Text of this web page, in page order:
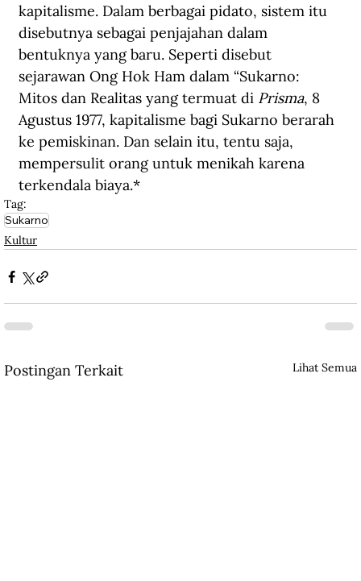
kapitalisme. Dalam berbagai pidato, sistem itu
disebutnya sebagai penjajahan dalam
bentuknya yang baru. Seperti disebut
sejarawan Ong Hok Ham dalam “Sukarno:
Mitos dan Realitas yang termuat di Prisma, 8
Agustus 1977, kapitalisme bagi Sukarno berarah
ke pemiskinan. Dan selain itu, tentu saja,
mempersulit orang untuk menikah karena
terkendala biaya.*
Tag:
Sukarno
Kultur
Postingan Terkait Lihat Semua